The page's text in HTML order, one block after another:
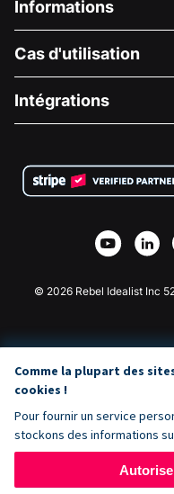
Informations
À propos de nous
Carrières
Confidentialité
Partenariat d'affiliation
Bibliothèque
Cas d'utilisation
Collecte de fonds
Collecte de fonds
Intégrations
Plugin de don Wix
Application de don
Don Joomla
© 2026 Rebel Idealist Inc
Comme la plupart des
cookies !
Pour fournir un service
stockons des informations